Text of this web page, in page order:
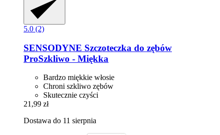
5.0 (2)
SENSODYNE Szczoteczka do zębów
ProSzkliwo -​ Miękka
Bardzo miękkie włosie
Chroni szkliwo zębów
Skutecznie czyści
21,99 zł
Dostawa do 11 sierpnia